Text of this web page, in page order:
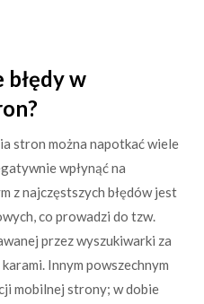
błędy w
stron można napotkać wiele
wpłynąć na
z najczęstszych błędów jest
co prowadzi do tzw.
przez wyszukiwarki za
Innym powszechnym
mobilnej strony; w dobie